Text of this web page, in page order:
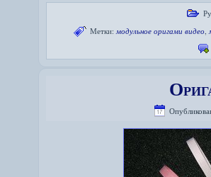
Метки: модульное оригами видео,